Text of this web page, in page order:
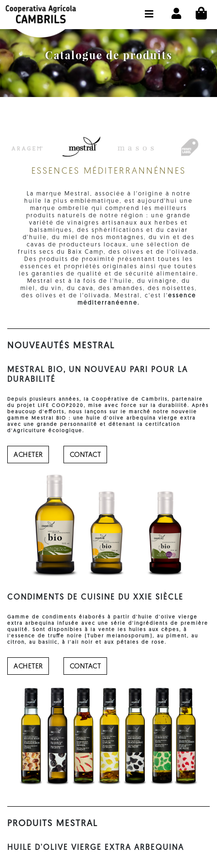
Skip to content
Catalogue de produits
ESSENCES MÉDITERRANNÉNNES
La marque Mestral, associée à l'origine à notre
huile la plus emblématique, est aujourd'hui une
marque ombrelle qui comprend les meilleurs
produits naturels de notre région : une grande
variété de vinaigres artisanaux aux herbes et
balsamiques, des sphérifications et du caviar
d'huile, du miel de nos montagnes, du vin et des
cavas de producteurs locaux, une sélection de
fruits secs du Baix Camp, des olives et de l'olivada.
Des produits de proximité présentant toutes les
essences et propriétés originales ainsi que toutes
les garanties de qualité et de sécurité alimentaire.
Mestral est à la fois de l'huile, du vinaigre, du
miel, du vin, du cava, des amandes, des noisettes,
des olives et de l'olivada. Mestral, c'est l'essence
méditerranéenne.
NOUVEAUTÉS MESTRAL
MESTRAL BIO, UN NOUVEAU PARI POUR LA
DURABILITÉ
Depuis plusieurs années, la Coopérative de Cambrils, partenaire
du projet LIFE COOP2020, mise avec force sur la durabilité. Après
beaucoup d'eﬀorts, nous lançons sur le marché notre nouvelle
gamme Mestral BIO : une huile d'olive arbequina vierge extra
avec une grande personnalité et détenant la certifcation
d'Agriculture écologique.
ACHETER CONTACT
CONDIMENTS DE CUISINE DU XXIE SIÈCLE
Gamme de condiments élaborés à partir d' huile d'olive vierge
extra arbequina
infusée avec une série d'ingrédients de première
qualité. Sont disponibles à la vente les huiles aux cèpes, à
l'essence de truﬀe noire (Tuber melanosporum), au piment, au
citron, au basilic, à l'ail noir et aux pétales de rose.
ACHETER CONTACT
PRODUITS MESTRAL
HUILE D'OLIVE VIERGE EXTRA ARBEQUINA
BOUTIQUE ACHETER EN LIGNE
LA COOPÉRATIVE
OLEOTOUR
PRODUITS
CONTACT
CHOISIR LA LANGUE: